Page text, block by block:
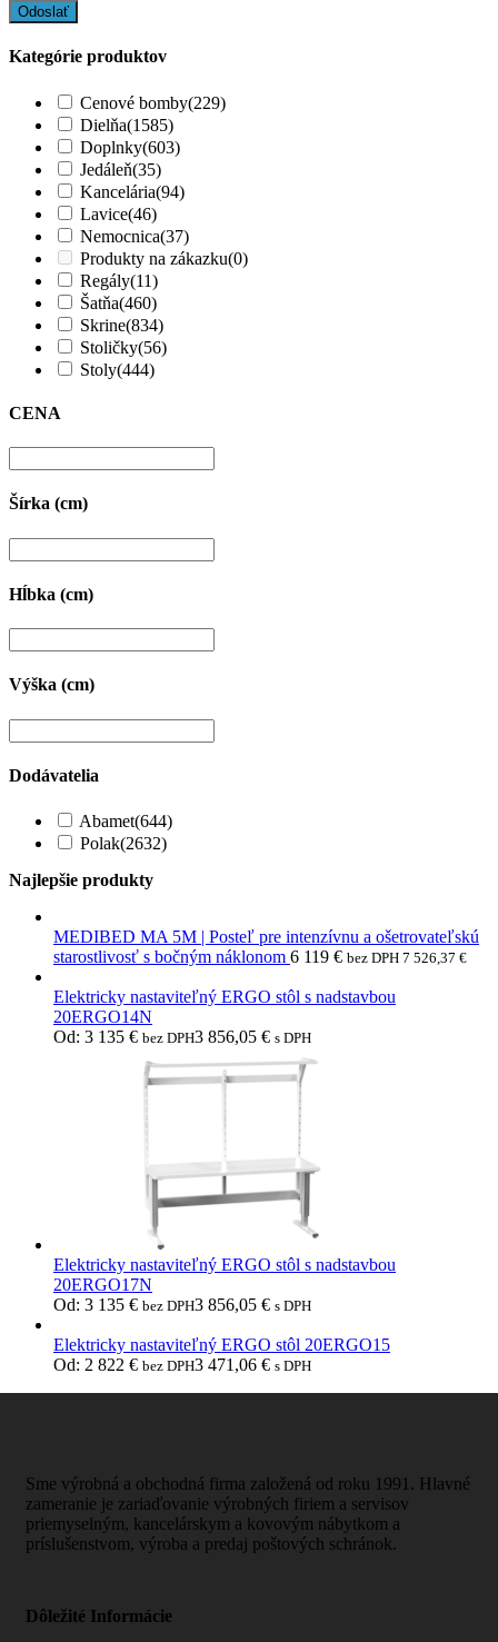
Kategórie produktov
Cenové bomby(229)
Dielňa(1585)
Doplnky(603)
Jedáleň(35)
Kancelária(94)
Lavice(46)
Nemocnica(37)
Produkty na zákazku(0)
Regály(11)
Šatňa(460)
Skrine(834)
Stoličky(56)
Stoly(444)
CENA
Šírka (cm)
Hĺbka (cm)
Výška (cm)
Dodávatelia
Abamet(644)
Polak(2632)
Najlepšie produkty
MEDIBED MA 5M | Posteľ pre intenzívnu a ošetrovateľskú
starostlivosť s bočným náklonom 6 119 € bez DPH 7 526,37 €
Elektricky nastaviteľný ERGO stôl s nadstavbou
20ERGO14N
Od: 3 135 € bez DPH3 856,05 € s DPH
Elektricky nastaviteľný ERGO stôl s nadstavbou
20ERGO17N
Od: 3 135 € bez DPH3 856,05 € s DPH
Elektricky nastaviteľný ERGO stôl 20ERGO15
Od: 2 822 € bez DPH3 471,06 € s DPH
Sme výrobná a obchodná firma založená od roku 1991. Hlavné
zameranie je zariaďovanie výrobných firiem a servisov
priemyselným, kancelárskym a kovovým nábytkom a
príslušenstvom, výroba a predaj poštových schránok.
Dôležité Informácie